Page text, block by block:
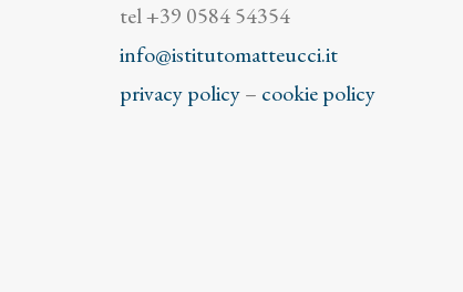
tel +39 0584 54354
info@istitutomatteucci.it
privacy policy– cookie policy